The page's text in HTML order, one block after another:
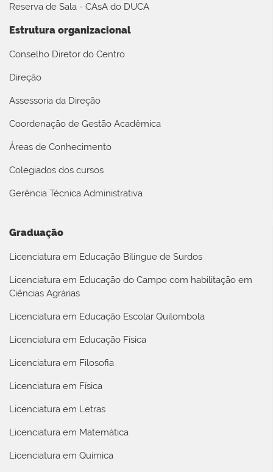
Reserva de Sala - CAsA do DUCA
Estrutura organizacional
Conselho Diretor do Centro
Direção
Assessoria da Direção
Coordenação de Gestão Acadêmica
Áreas de Conhecimento
Colegiados dos cursos
Gerência Técnica Administrativa
Graduação
Licenciatura em Educação Bilíngue de Surdos
Licenciatura em Educação do Campo com habilitação em
Ciências Agrárias
Licenciatura em Educação Escolar Quilombola
Licenciatura em Educação Física
Licenciatura em Filosofia
Licenciatura em Física
Licenciatura em Letras
Licenciatura em Matemática
Licenciatura em Química